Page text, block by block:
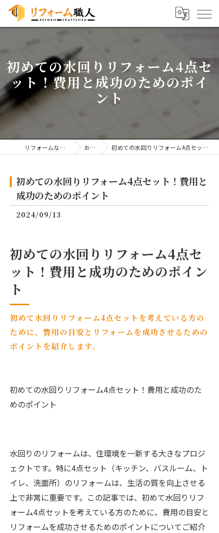
初めての水回りリフォーム4点セ
ット！費用と成功のためのポイ
ント
リフォームならリフォーム職人 お知らせ 初めての水回りリフォーム4点セット！費用と成功のためのポイント
初めての水回りリフォーム4点セット！費用と
成功のためのポイント
2024/09/13
初めての水回りリフォーム4点セ
ット！費用と成功のためのポイン
ト
初めて水回りリフォーム4点セットを考えている方の
ために、費用の目安とリフォームを成功させるための
ポイントを紹介します。
初めての水回りリフォーム4点セット！費用と成功のた
めのポイント
水回りのリフォームは、住環境を一新する大きなプロジ
ェクトです。特に4点セット（キッチン、バスルーム、ト
イレ、洗面所）のリフォームは、生活の質を向上させる
上で非常に重要です。この記事では、初めて水回りリフ
ォーム4点セットを考えている方のために、費用の目安と
リフォームを成功させるためのポイントについてご紹介